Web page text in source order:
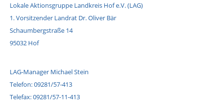
Lokale Aktionsgruppe Landkreis Hof e.V. (LAG)
1. Vorsitzender Landrat Dr. Oliver Bär
Schaumbergstraße 14
95032 Hof
LAG-Manager Michael Stein
Telefon: 09281/57-413
Telefax: 09281/57-11-413